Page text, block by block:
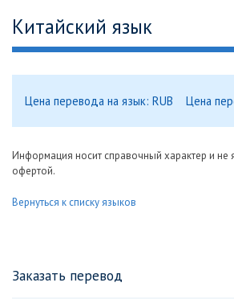
Китайский язык
Цена перевода на язык: RUB Цена
Информация носит справочный характер и не
офертой.
Вернуться к списку языков
Заказать перевод